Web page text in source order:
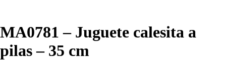
MA0781 – Juguete calesita a
pilas – 35 cm